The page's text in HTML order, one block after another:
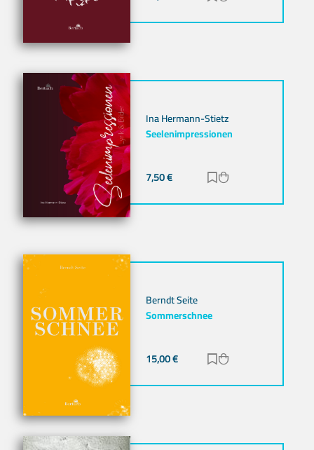
Ina Hermann-Stietz
Seelenimpressionen
7,50€ Zur Merkliste
Berndt Seite
Sommerschnee
15,00€ Zur Merkliste